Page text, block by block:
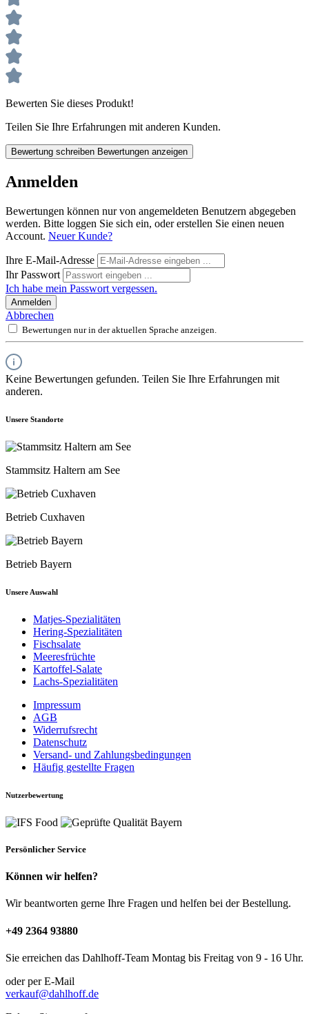
Bewerten Sie dieses Produkt!
Teilen Sie Ihre Erfahrungen mit anderen Kunden.
Bewertung schreiben Bewertungen anzeigen
Anmelden
Bewertungen können nur von angemeldeten Benutzern abgegeben
werden. Bitte loggen Sie sich ein, oder erstellen Sie einen neuen
Account. Neuer Kunde?
Ihre E-Mail-Adresse
Ihr Passwort
Ich habe mein Passwort vergessen.
Anmelden
Abbrechen
Bewertungen nur in der aktuellen Sprache anzeigen.
Keine Bewertungen gefunden. Teilen Sie Ihre Erfahrungen mit
anderen.
Unsere Standorte
Stammsitz Haltern am See
Betrieb Cuxhaven
Betrieb Bayern
Unsere Auswahl
Matjes-Spezialitäten
Hering-Spezialitäten
Fischsalate
Meeresfrüchte
Kartoffel-Salate
Lachs-Spezialitäten
Impressum
AGB
Widerrufsrecht
Datenschutz
Versand- und Zahlungsbedingungen
Häufig gestellte Fragen
Nutzerbewertung
Persönlicher Service
Können wir helfen?
Wir beantworten gerne Ihre Fragen und helfen bei der Bestellung.
+49 2364 93880
Sie erreichen das Dahlhoff-Team Montag bis Freitag von 9 - 16 Uhr.
oder per E-Mail
verkauf@dahlhoff.de